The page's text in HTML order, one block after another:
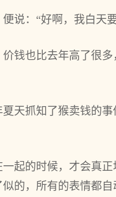
说：“好啊，我白天
钱也比去年高了很
天抓知了猴卖钱的
起的时候，才会真
的，所有的表情都